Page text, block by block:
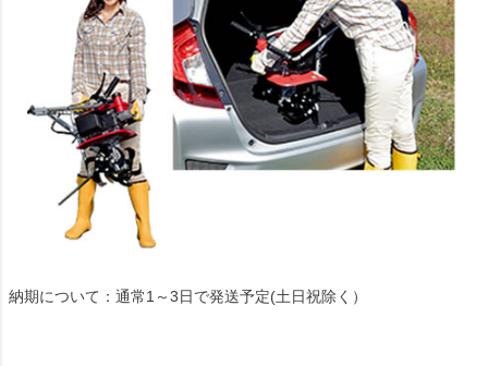
納期について：通常1～3日で発送予定(土日祝除く）